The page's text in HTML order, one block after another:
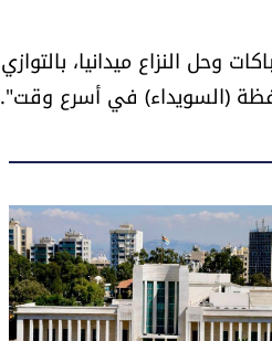
النزاع ميدانيا، بالتوازي
(السويداء) في أسرع وقت".